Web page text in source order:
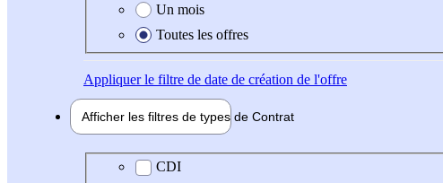
Un mois
Toutes les offres
Appliquerle filtre de date de création de l'offre
Afficher les filtres de types de Contrat
Type de contrat
CDI